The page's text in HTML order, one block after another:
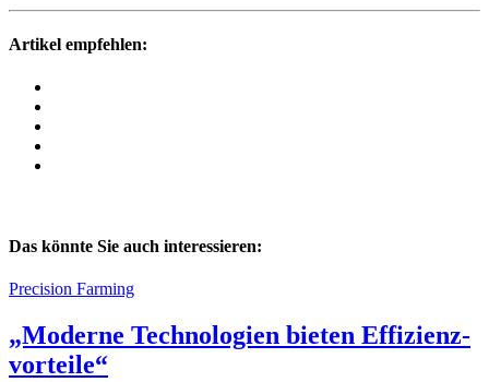
Artikel empfehlen:
Das könnte Sie auch interessieren:
Precision Farming
„Moderne Tech­no­lo­gien bieten Effi­zi­enz­
vor­teile“